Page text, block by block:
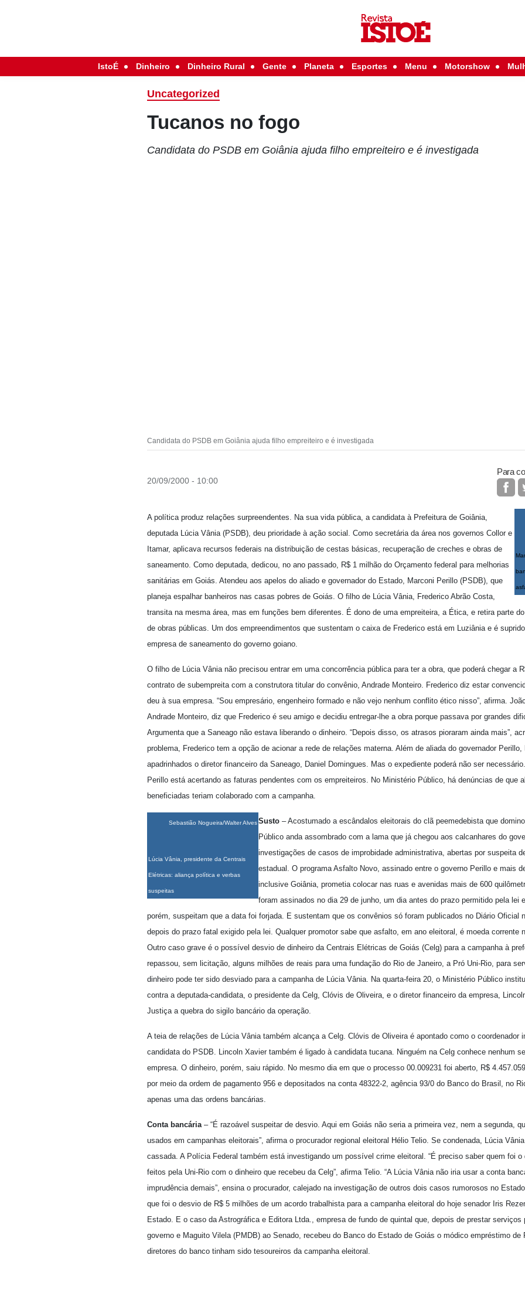
IstoÉ Dinheiro Dinheiro Rural Gente Planeta Esportes Menu Motorshow
Uncategorized
Tucanos no fogo
Candidata do PSDB em Goiânia ajuda filho empreiteiro e é investigada
Candidata do PSDB em Goiânia ajuda filho empreiteiro e é investigada
20/09/2000 - 10:00
Para
A política produz relações surpreendentes. Na sua vida pública, a candidata à Prefeitura de Goiânia,
deputada Lúcia Vânia (PSDB), deu prioridade à ação social. Como secretária da área nos governos Collor e
Itamar, aplicava recursos federais na distribuição de cestas básicas, recuperação de creches e obras de
saneamento. Como deputada, dedicou, no ano passado, R$ 1 milhão do Orçamento federal para melhorias
sanitárias em Goiás. Atendeu aos apelos do aliado e governador do Estado, Marconi Perillo (PSDB), que
planeja espalhar banheiros nas casas pobres de Goiás. O filho de Lúcia Vânia, Frederico Abrão Costa,
transita na mesma área, mas em funções bem diferentes. É dono de uma empreiteira, a Ética, e retira parte
de obras públicas. Um dos empreendimentos que sustentam o caixa de Frederico está em Luziânia e é
empresa de saneamento do governo goiano.
O filho de Lúcia Vânia não precisou entrar em uma concorrência pública para ter a obra, que poderá chegar a
contrato de subempreita com a construtora titular do convênio, Andrade Monteiro. Frederico diz estar
deu à sua empresa. “Sou empresário, engenheiro formado e não vejo nenhum conflito ético nisso”, afirma.
Andrade Monteiro, diz que Frederico é seu amigo e decidiu entregar-lhe a obra porque passava por grandes
Argumenta que a Saneago não estava liberando o dinheiro. “Depois disso, os atrasos pioraram ainda mais”,
problema, Frederico tem a opção de acionar a rede de relações materna. Além de aliada do governador
apadrinhados o diretor financeiro da Saneago, Daniel Domingues. Mas o expediente poderá não ser
Perillo está acertando as faturas pendentes com os empreiteiros. No Ministério Público, há denúncias de que
beneficiadas teriam colaborado com a campanha.
Sebastião Nogueira/Walter Alves
Lúcia Vânia, presidente da Centrais
Elétricas: aliança política e verbas
suspeitas
Susto– Acostumado a escândalos eleitorais do clã peemedebista que
Público anda assombrado com a lama que já chegou aos calcanhares do
investigações de casos de improbidade administrativa, abertas por suspeita
estadual. O programa Asfalto Novo, assinado entre o governo Perillo e mais
inclusive Goiânia, prometia colocar nas ruas e avenidas mais de 600
foram assinados no dia 29 de junho, um dia antes do prazo permitido pela lei
porém, suspeitam que a data foi forjada. E sustentam que os convênios só foram publicados no Diário Oficial
depois do prazo fatal exigido pela lei. Qualquer promotor sabe que asfalto, em ano eleitoral, é moeda corrente
Outro caso grave é o possível desvio de dinheiro da Centrais Elétricas de Goiás (Celg) para a campanha à
repassou, sem licitação, alguns milhões de reais para uma fundação do Rio de Janeiro, a Pró Uni-Rio, para
dinheiro pode ter sido desviado para a campanha de Lúcia Vânia. Na quarta-feira 20, o Ministério Público
contra a deputada-candidata, o presidente da Celg, Clóvis de Oliveira, e o diretor financeiro da empresa,
Justiça a quebra do sigilo bancário da operação.
A teia de relações de Lúcia Vânia também alcança a Celg. Clóvis de Oliveira é apontado como o coordenador
candidata do PSDB. Lincoln Xavier também é ligado à candidata tucana. Ninguém na Celg conhece nenhum
empresa. O dinheiro, porém, saiu rápido. No mesmo dia em que o processo 00.009231 foi aberto, R$
por meio da ordem de pagamento 956 e depositados na conta 48322-2, agência 93/0 do Banco do Brasil, no
apenas uma das ordens bancárias.
Conta bancária– “É razoável suspeitar de desvio. Aqui em Goiás não seria a primeira vez, nem a segunda,
usados em campanhas eleitorais”, afirma o procurador regional eleitoral Hélio Telio. Se condenada, Lúcia
cassada. A Polícia Federal também está investigando um possível crime eleitoral. “É preciso saber quem foi o
feitos pela Uni-Rio com o dinheiro que recebeu da Celg”, afirma Telio. “A Lúcia Vânia não iria usar a conta
imprudência demais”, ensina o procurador, calejado na investigação de outros dois casos rumorosos no
que foi o desvio de R$ 5 milhões de um acordo trabalhista para a campanha eleitoral do hoje senador Iris
Estado. E o caso da Astrográfica e Editora Ltda., empresa de fundo de quintal que, depois de prestar serviços
governo e Maguito Vilela (PMDB) ao Senado, recebeu do Banco do Estado de Goiás o módico empréstimo de
diretores do banco tinham sido tesoureiros da campanha eleitoral.